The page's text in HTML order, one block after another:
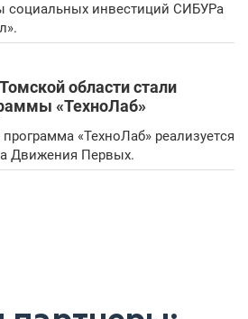
социальных инвестиций СИБУРа
области стали
«ТехноЛаб»
«ТехноЛаб» реализуется
Движения Первых.